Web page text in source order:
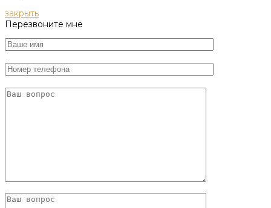
закрыть
Перезвоните мне